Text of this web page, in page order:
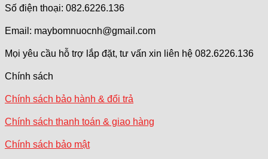
Số điện thoại: 082.6226.136
Email: maybomnuocnh@gmail.com
Mọi yêu cầu hỗ trợ lắp đặt, tư vấn xin liên hệ 082.6226.136
Chính sách
Chính sách bảo hành & đổi trả
Chính sách thanh toán & giao hàng
Chính sách bảo mật